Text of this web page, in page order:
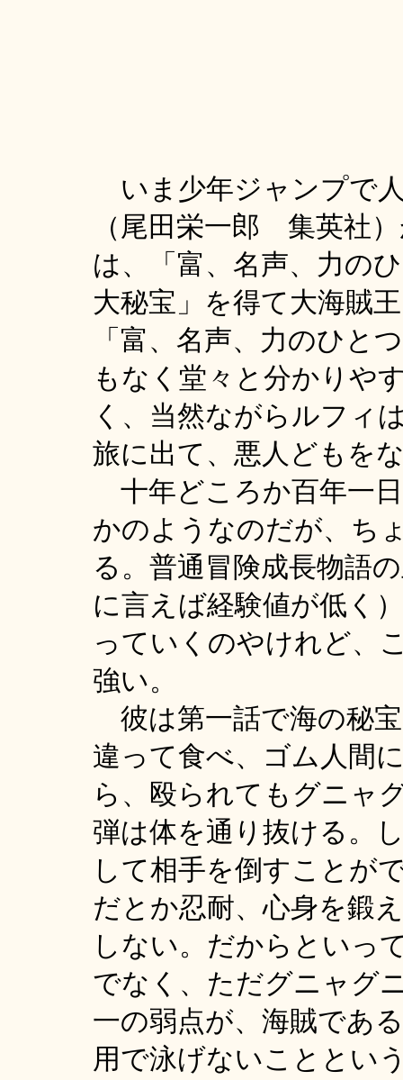
いま少年ジャンプで
（尾田栄一郎 集英社
は、「富、名声、力の
大秘宝」を得て大海賊
「富、名声、力のひと
もなく堂々と分かりや
く、当然ながらルフィ
旅に出て、悪人どもを
十年どころか百年一
かのようなのだが、ち
る。普通冒険成長物語
に言えば経験値が低く
っていくのやけれど、
強い。
彼は第一話で海の秘
違って食べ、ゴム人間
ら、殴られてもグニャ
弾は体を通り抜ける。
して相手を倒すことが
だとか忍耐、心身を鍛
しない。だからといっ
でなく、ただグニャグ
一の弱点が、海賊であ
用で泳げないこととい